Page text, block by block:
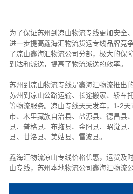
为了保证苏州到凉山物流专线更加安全
进一步提高鑫海汇物流货运专线品牌竞
了凉山鑫海汇物流公司分部，极大的保
到达和派送，提高了物流派送的效率。
苏州到凉山物流专线是鑫海汇物流推出
苏州到凉山公路运输、长途搬家、轿车
等物流服务。 凉山专线天天发车，1-2
市、木里藏族自治县、盐源县、德昌县
县、普格县、布拖县、金阳县、昭觉县
县、甘洛县、美姑县、雷波县。
鑫海汇物流凉山专线价格优惠，运货及
山专线，苏州本地物流公司鑫海汇物流